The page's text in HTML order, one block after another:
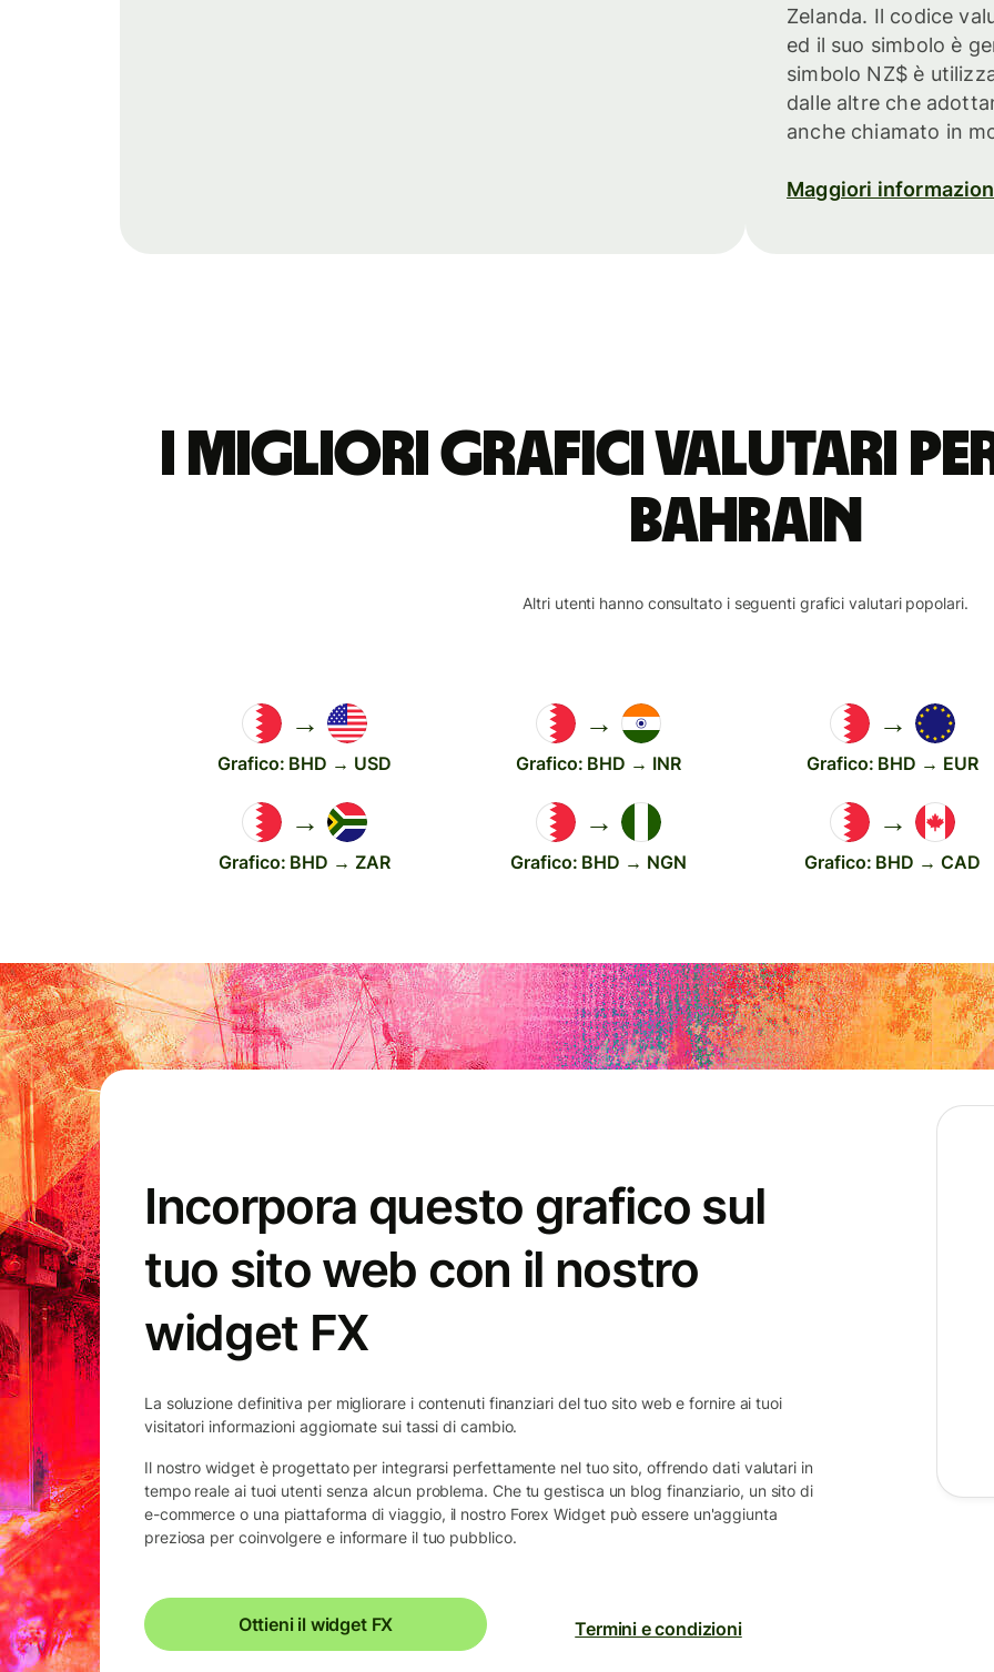
Zelanda. Il codice
ed il suo simbolo è
simbolo NZ$ è
dalle altre che
anche chiamato in
Maggiori
I migliori grafici valutari
Bahrain
Altri utenti hanno consultato i seguenti grafici valutari popolari.
→
Grafico: BHD → USD
→
Grafico: BHD → INR
→
Grafico: BHD → EUR
→
Grafico: BHD → ZAR
→
Grafico: BHD → NGN
→
Grafico: BHD → CAD
Incorpora questo grafico sul
tuo sito web con il nostro
widget FX
La soluzione definitiva per migliorare i contenuti finanziari del tuo sito web e fornire ai tuoi
visitatori informazioni aggiornate sui tassi di cambio.
Il nostro widget è progettato per integrarsi perfettamente nel tuo sito, offrendo dati valutari in
tempo reale ai tuoi utenti senza alcun problema. Che tu gestisca un blog finanziario, un sito di
e-commerce o una piattaforma di viaggio, il nostro Forex Widget può essere un'aggiunta
preziosa per coinvolgere e informare il tuo pubblico.
Ottieni il widget FX Termini e condizioni